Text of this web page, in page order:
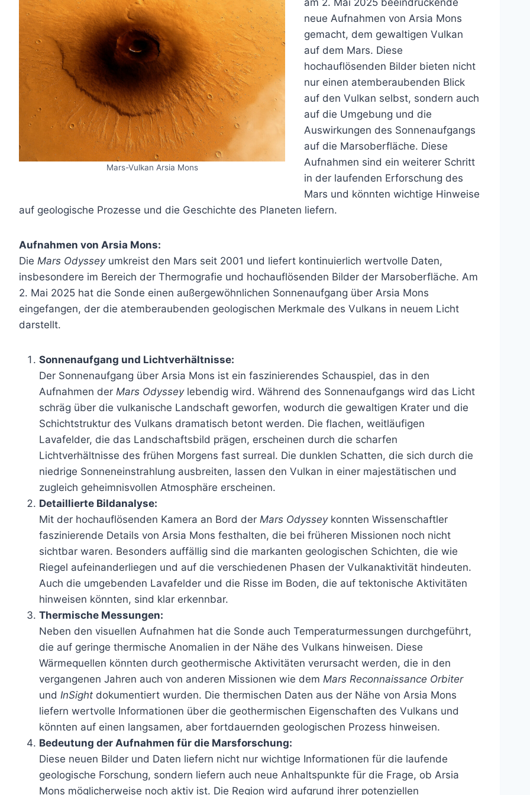
Mars-Vulkan Arsia Mons
am 2. Mai 2025 beeindruckende
neue Aufnahmen von Arsia Mons
gemacht, dem gewaltigen Vulkan
auf dem Mars. Diese
hochauflösenden Bilder bieten nicht
nur einen atemberaubenden Blick
auf den Vulkan selbst, sondern auch
auf die Umgebung und die
Auswirkungen des Sonnenaufgangs
auf die Marsoberfläche. Diese
Aufnahmen sind ein weiterer Schritt
in der laufenden Erforschung des
Mars und könnten wichtige Hinweise
auf geologische Prozesse und die Geschichte des Planeten liefern.
Aufnahmen von Arsia Mons:
DieMars Odysseyumkreist den Mars seit 2001 und liefert kontinuierlich wertvolle Daten,
insbesondere im Bereich der Thermografie und hochauflösenden Bilder der Marsoberfläche. Am
2. Mai 2025 hat die Sonde einen außergewöhnlichen Sonnenaufgang über Arsia Mons
eingefangen, der die atemberaubenden geologischen Merkmale des Vulkans in neuem Licht
darstellt.
Sonnenaufgang und Lichtverhältnisse:
Der Sonnenaufgang über Arsia Mons ist ein faszinierendes Schauspiel, das in den
Aufnahmen derMars Odysseylebendig wird. Während des Sonnenaufgangs wird das Licht
schräg über die vulkanische Landschaft geworfen, wodurch die gewaltigen Krater und die
Schichtstruktur des Vulkans dramatisch betont werden. Die flachen, weitläufigen
Lavafelder, die das Landschaftsbild prägen, erscheinen durch die scharfen
Lichtverhältnisse des frühen Morgens fast surreal. Die dunklen Schatten, die sich durch die
niedrige Sonneneinstrahlung ausbreiten, lassen den Vulkan in einer majestätischen und
zugleich geheimnisvollen Atmosphäre erscheinen.
Detaillierte Bildanalyse:
Mit der hochauflösenden Kamera an Bord derMars Odysseykonnten Wissenschaftler
faszinierende Details von Arsia Mons festhalten, die bei früheren Missionen noch nicht
sichtbar waren. Besonders auffällig sind die markanten geologischen Schichten, die wie
Riegel aufeinanderliegen und auf die verschiedenen Phasen der Vulkanaktivität hindeuten.
Auch die umgebenden Lavafelder und die Risse im Boden, die auf tektonische Aktivitäten
hinweisen könnten, sind klar erkennbar.
Thermische Messungen:
Neben den visuellen Aufnahmen hat die Sonde auch Temperaturmessungen durchgeführt,
die auf geringe thermische Anomalien in der Nähe des Vulkans hinweisen. Diese
Wärmequellen könnten durch geothermische Aktivitäten verursacht werden, die in den
vergangenen Jahren auch von anderen Missionen wie demMars Reconnaissance Orbiter
undInSight dokumentiert wurden. Die thermischen Daten aus der Nähe von Arsia Mons
liefern wertvolle Informationen über die geothermischen Eigenschaften des Vulkans und
könnten auf einen langsamen, aber fortdauernden geologischen Prozess hinweisen.
Bedeutung der Aufnahmen für die Marsforschung:
Diese neuen Bilder und Daten liefern nicht nur wichtige Informationen für die laufende
geologische Forschung, sondern liefern auch neue Anhaltspunkte für die Frage, ob Arsia
Mons möglicherweise noch aktiv ist. Die Region wird aufgrund ihrer potenziellen